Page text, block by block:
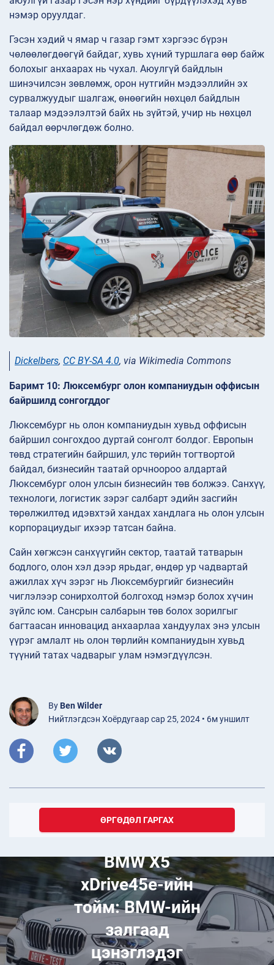
нэмэр оруулдаг.
Гэсэн хэдий ч ямар ч газар гэмт хэргээс бүрэн
чөлөөлөгдөөгүй байдаг, хувь хүний туршлага өөр байж
болохыг анхаарах нь чухал. Аюулгүй байдлын
шинэчилсэн зөвлөмж, орон нутгийн мэдээллийн эх
сурвалжуудыг шалгаж, өнөөгийн нөхцөл байдлын
талаар мэдээлэлтэй байх нь зүйтэй, учир нь нөхцөл
байдал өөрчлөгдөж болно.
Dickelbers, CC BY-SA 4.0, via Wikimedia Commons
Баримт 10: Люксембург олон компаниудын оффисын
байршилд сонгогддог
Люксембург нь олон компаниудын хувьд оффисын
байршил сонгохдоо дуртай сонголт болдог. Европын
төвд стратегийн байршил, улс төрийн тогтвортой
байдал, бизнесийн таатай орчноороо алдартай
Люксембург олон улсын бизнесийн төв болжээ. Санхүү,
технологи, логистик зэрэг салбарт эдийн засгийн
төрөлжилтөд идэвхтэй хандах хандлага нь олон улсын
корпорациудыг ихээр татсан байна.
Сайн хөгжсэн санхүүгийн сектор, таатай татварын
бодлого, олон хэл дээр ярьдаг, өндөр ур чадвартай
ажиллах хүч зэрэг нь Люксембургийг бизнесийн
чиглэлээр сонирхолтой болгоход нэмэр болох хүчин
зүйлс юм. Сансрын салбарын төв болох зорилгыг
багтаасан инновацид анхаарлаа хандуулах энэ улсын
үүрэг амлалт нь олон төрлийн компаниудын хувьд
түүний татах чадварыг улам нэмэгдүүлсэн.
By Ben Wilder
Нийтлэгдсэн Хоёрдугаар сар 25, 2024 • 6м уншилт
ӨРГӨДӨЛ ГАРГАХ
BMW X5
xDrive45e-ийн
тойм: BMW-ийн
залгаад
цэнэглэдэг